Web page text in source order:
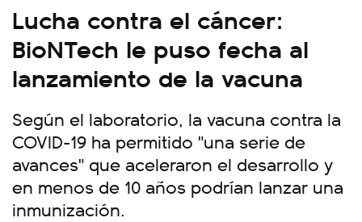
Lucha contra el cáncer:
BioNTech le puso fecha al
lanzamiento de la vacuna
Según el laboratorio, la vacuna contra la
COVID-19 ha permitido "una serie de
avances" que aceleraron el desarrollo y
en menos de 10 años podrían lanzar una
inmunización.